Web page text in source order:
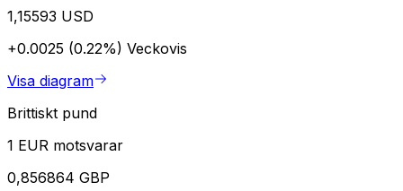
1,15593 USD
+0.0025 (0.22%) Veckovis
Visa diagram
Brittiskt pund
1 EUR motsvarar
0,856864 GBP